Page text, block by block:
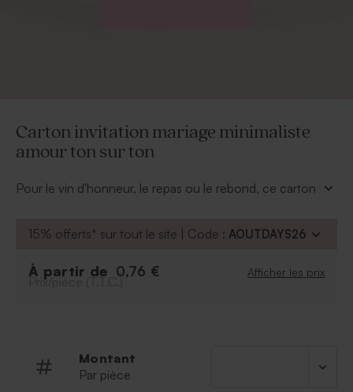
Carton invitation mariage minimaliste
amour ton sur ton
Pour le vin d'honneur, le repas ou le rebond, ce carton
de votre union.
exprimer votre créativité et jouer avec les couleurs et
15% offerts* sur tout le site | Code : AOUTDAYS26
À partir de 0,76 € Afficher les prix
Prix/pièce (T.T.C.)
Montant
Par pièce